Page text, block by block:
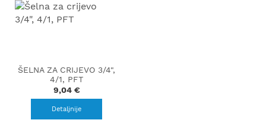
ŠELNA ZA CRIJEVO 3/4",
4/1, PFT
9,04 €
Detaljnije